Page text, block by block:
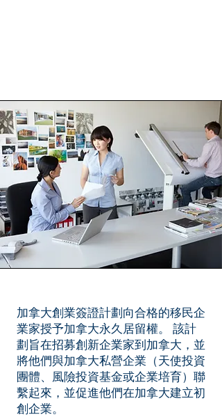
加拿大創業簽證計劃向合格的移民企
業家授予加拿大永久居留權。 該計
劃旨在招募創新企業家到加拿大，並
將他們與加拿大私營企業（天使投資
團體、風險投資基金或企業培育）聯
繫起來，並促進他們在加拿大建立初
創企業。